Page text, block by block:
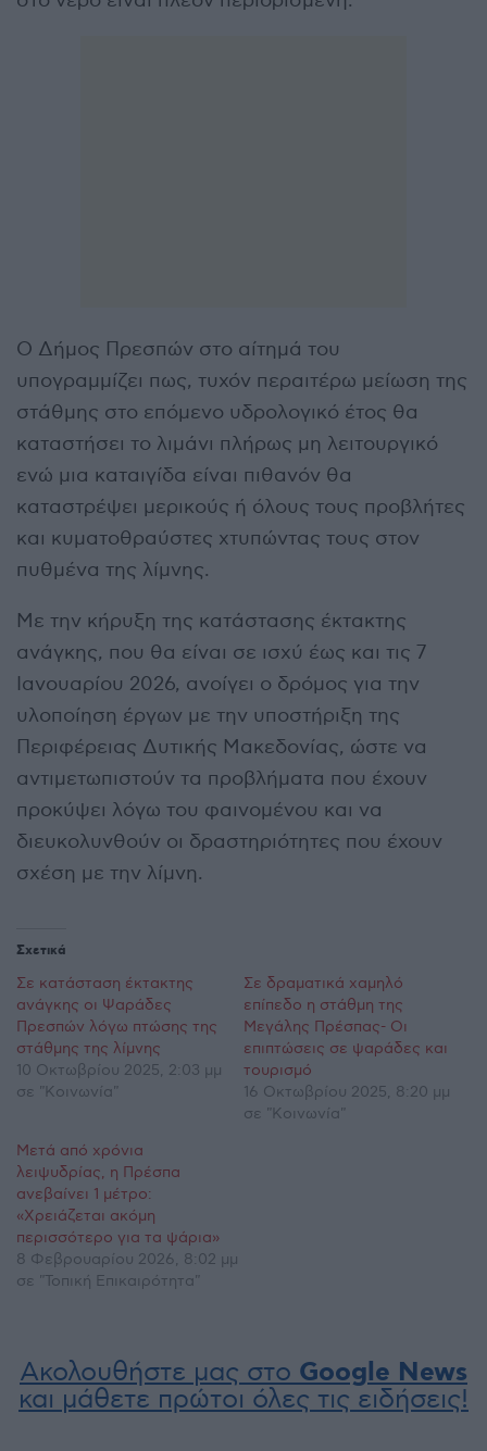
Ο Δήμος Πρεσπών στο αίτημά του
υπογραμμίζει πως, τυχόν περαιτέρω μείωση της
στάθμης στο επόμενο υδρολογικό έτος θα
καταστήσει το λιμάνι πλήρως μη λειτουργικό
ενώ μια καταιγίδα είναι πιθανόν θα
καταστρέψει μερικούς ή όλους τους προβλήτες
και κυματοθραύστες χτυπώντας τους στον
πυθμένα της λίμνης.
Με την κήρυξη της κατάστασης έκτακτης
ανάγκης, που θα είναι σε ισχύ έως και τις 7
Ιανουαρίου 2026, ανοίγει ο δρόμος για την
υλοποίηση έργων με την υποστήριξη της
Περιφέρειας Δυτικής Μακεδονίας, ώστε να
αντιμετωπιστούν τα προβλήματα που έχουν
προκύψει λόγω του φαινομένου και να
διευκολυνθούν οι δραστηριότητες που έχουν
σχέση με την λίμνη.
Σχετικά
Σε κατάσταση έκτακτης
ανάγκης οι Ψαράδες
Πρεσπών λόγω πτώσης της
στάθμης της λίμνης
10 Οκτωβρίου 2025, 2:03 μμ
σε "Κοινωνία"
Σε δραματικά χαμηλό
επίπεδο η στάθμη της
Μεγάλης Πρέσπας- Οι
επιπτώσεις σε ψαράδες και
τουρισμό
16 Οκτωβρίου 2025, 8:20 μμ
σε "Κοινωνία"
Μετά από χρόνια
λειψυδρίας, η Πρέσπα
ανεβαίνει 1 μέτρο:
«Χρειάζεται ακόμη
περισσότερο για τα ψάρια»
8 Φεβρουαρίου 2026, 8:02 μμ
σε "Τοπική Επικαιρότητα"
Ακολουθήστε μας στο Google News
και μάθετε πρώτοι όλες τις ειδήσεις!